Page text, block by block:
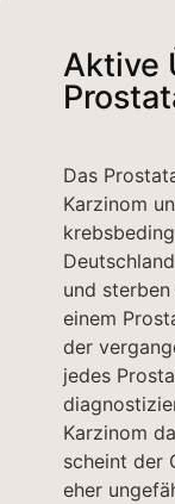
Aktive
Das
Karzinom
und
einem
der
jedes
Karzinom
scheint der
eher